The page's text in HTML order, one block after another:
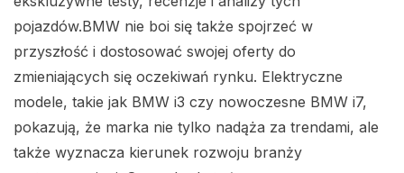
pojazdów.BMW nie boi się także spojrzeć w
przyszłość i dostosować swojej oferty do
zmieniających się oczekiwań rynku. Elektryczne
modele, takie jak BMW i3 czy nowoczesne BMW i7,
pokazują, że marka nie tylko nadąża za trendami, ale
także wyznacza kierunek rozwoju branży